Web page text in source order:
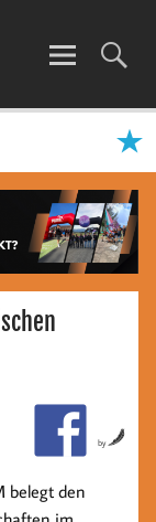
by
belegt den